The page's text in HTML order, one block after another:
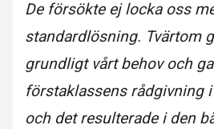
De försökte ej locka oss
standardlösning. Tvärtom
grundligt vårt behov och
förstaklassens rådgivning
och det resulterade i den